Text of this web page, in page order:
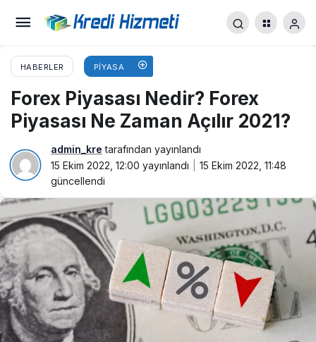
HABERLER PIYASA
Forex Piyasası Nedir? Forex
Piyasası Ne Zaman Açılır 2021?
admin_kre tarafından yayınlandı
15 Ekim 2022, 12:00 yayınlandı
15 Ekim 2022, 11:48
güncellendi